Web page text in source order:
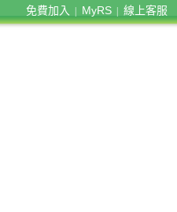
免費加入 MyRS 線上客服